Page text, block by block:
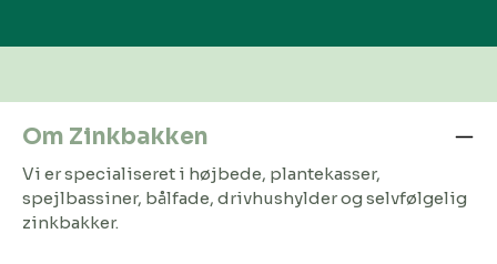
Om Zinkbakken
Vi er specialiseret i højbede, plantekasser,
spejlbassiner, bålfade, drivhushylder og selvfølgelig
zinkbakker.